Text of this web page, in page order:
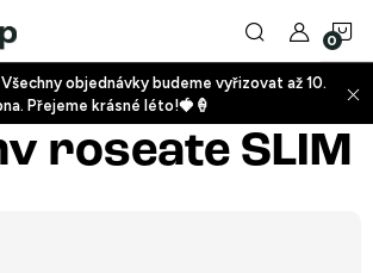
+
objednávky budeme vyřizovat až 10.
Přejeme krásné léto!🍓🍦
roseate SLIM